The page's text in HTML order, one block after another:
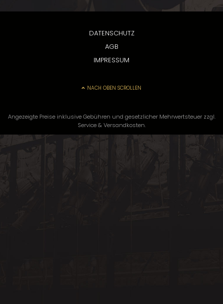
DATENSCHUTZ
AGB
IMPRESSUM
NACH OBEN SCROLLEN
Angezeigte Preise inklusive Gebühren und gesetzlicher Mehrwertsteuer zzgl.
Service & Versandkosten.